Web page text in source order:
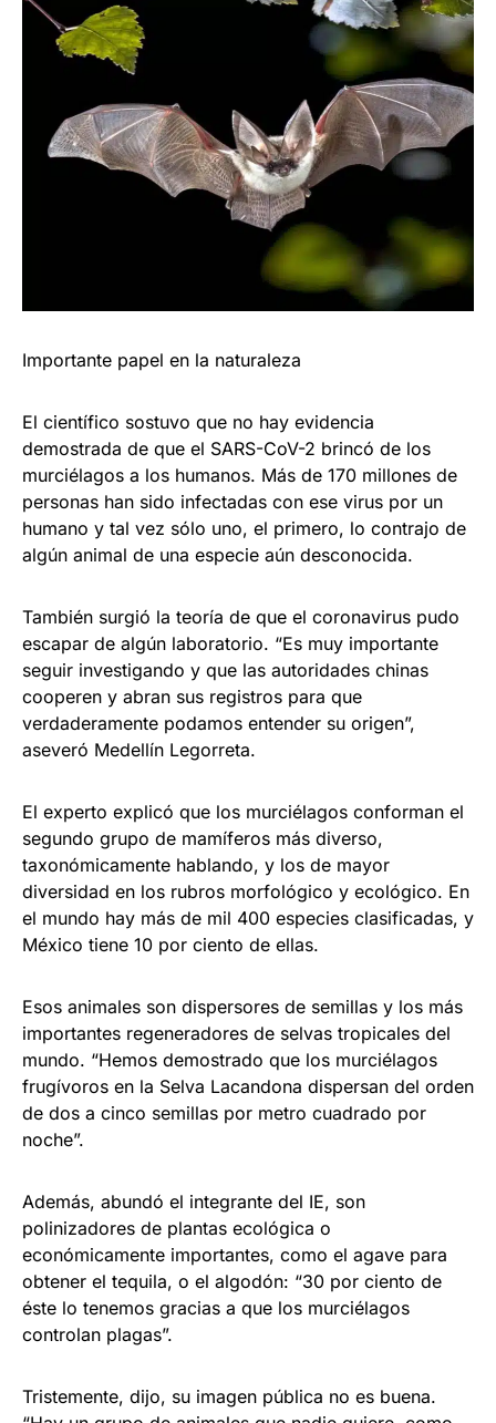
Importante papel en la naturaleza
El científico sostuvo que no hay evidencia
demostrada de que el SARS-CoV-2 brincó de los
murciélagos a los humanos. Más de 170 millones de
personas han sido infectadas con ese virus por un
humano y tal vez sólo uno, el primero, lo contrajo de
algún animal de una especie aún desconocida.
También surgió la teoría de que el coronavirus pudo
escapar de algún laboratorio. “Es muy importante
seguir investigando y que las autoridades chinas
cooperen y abran sus registros para que
verdaderamente podamos entender su origen”,
aseveró Medellín Legorreta.
El experto explicó que los murciélagos conforman el
segundo grupo de mamíferos más diverso,
taxonómicamente hablando, y los de mayor
diversidad en los rubros morfológico y ecológico. En
el mundo hay más de mil 400 especies clasificadas, y
México tiene 10 por ciento de ellas.
Esos animales son dispersores de semillas y los más
importantes regeneradores de selvas tropicales del
mundo. “Hemos demostrado que los murciélagos
frugívoros en la Selva Lacandona dispersan del orden
de dos a cinco semillas por metro cuadrado por
noche”.
Además, abundó el integrante del IE, son
polinizadores de plantas ecológica o
económicamente importantes, como el agave para
obtener el tequila, o el algodón: “30 por ciento de
éste lo tenemos gracias a que los murciélagos
controlan plagas”.
Tristemente, dijo, su imagen pública no es buena.